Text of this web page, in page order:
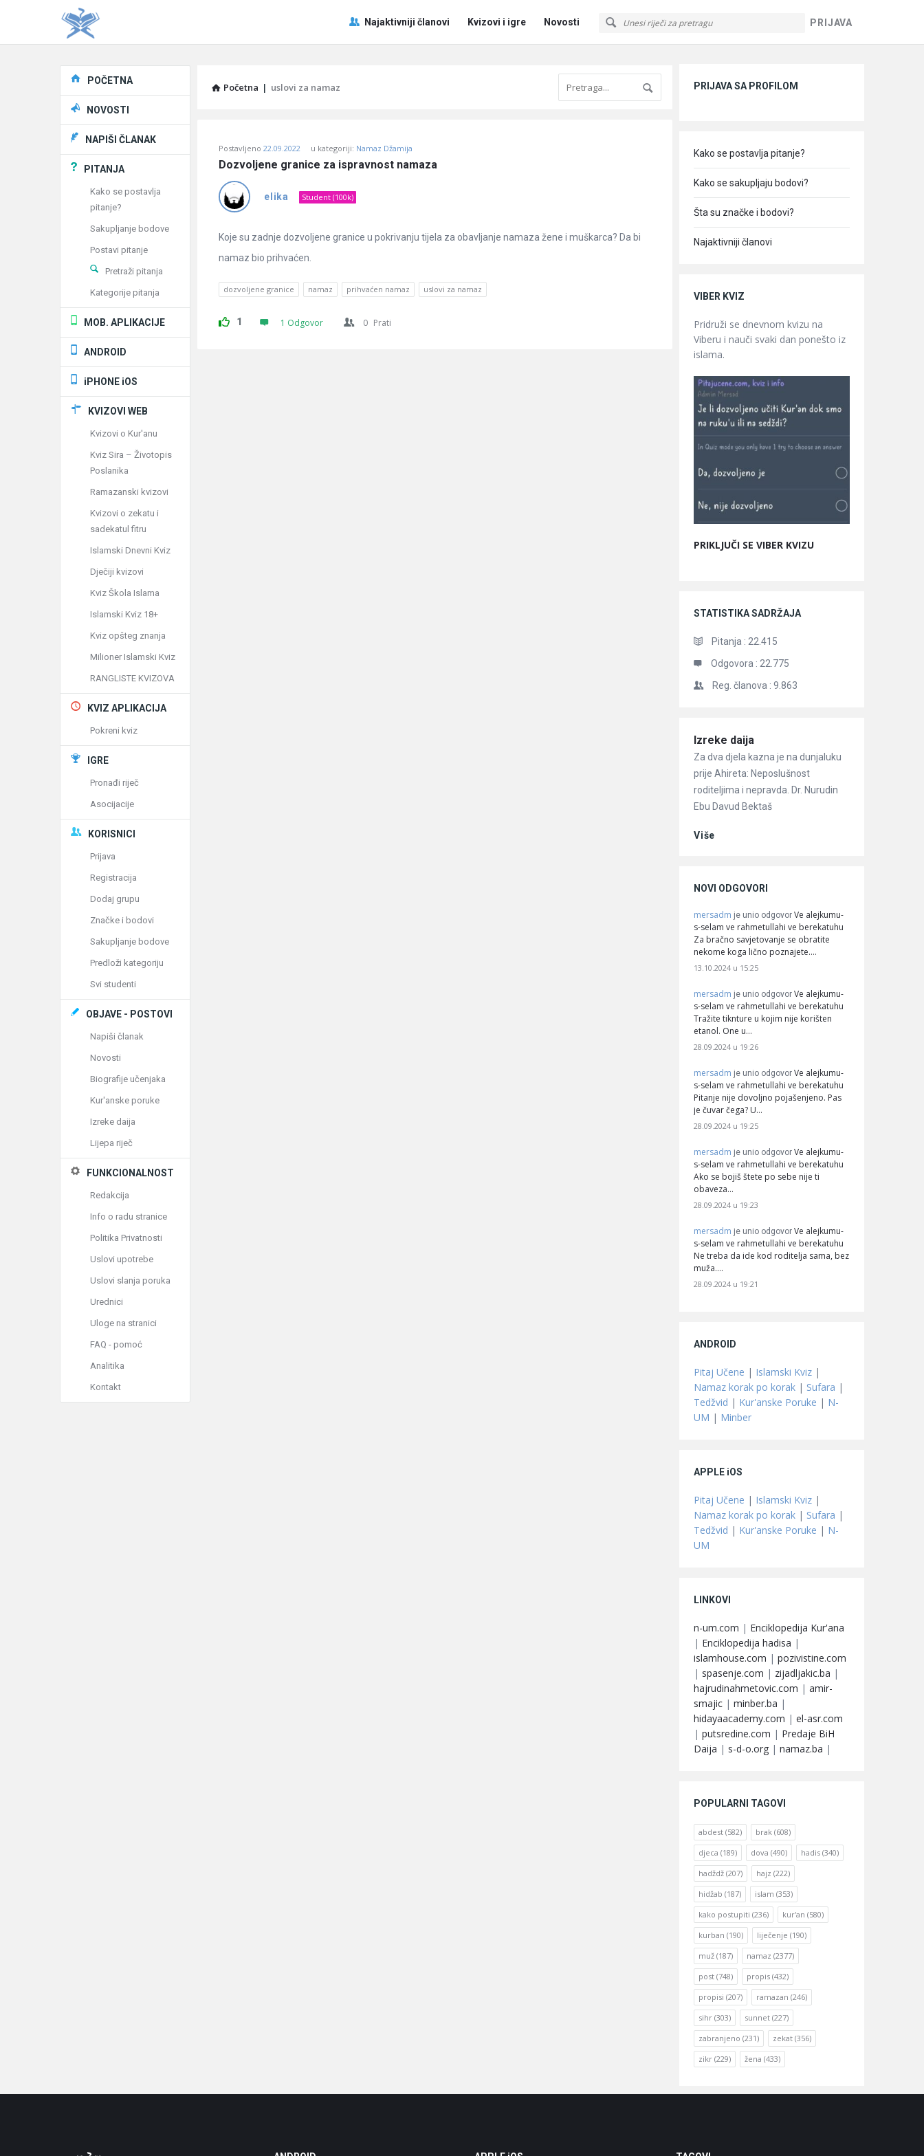
PRIJAVA
Pitaj
Učene
Najaktivniji članovi Kvizovi i igre Novosti
Početna | uslovi za namaz
Učene
Latest
Pitanja
Postavljeno 22.09.2022 u kategoriji: Namaz Džamija
Dozvoljene granice za ispravnost namaza
elika Student (100k)
Koje su zadnje dozvoljene granice u pokrivanju tijela za obavljanje namaza žene i muškarca? Da bi
namaz bio prihvaćen.
dozvoljene granice namaz prihvaćen namaz uslovi za namaz
1 1 Odgovor 0 Prati
PRIJAVA SA PROFILOM
Kako se postavlja pitanje?
Kako se sakupljaju bodovi?
Šta su značke i bodovi?
Najaktivniji članovi
VIBER KVIZ
Pridruži se dnevnom kvizu na
Viberu i nauči svaki dan ponešto iz
islama.
PRIKLJUČI SE VIBER KVIZU
STATISTIKA SADRŽAJA
Pitanja : 22.415
Odgovora : 22.775
Reg. članova : 9.863
Članci
Izreke daija
Za dva djela kazna je na dunjaluku
prije Ahireta: Neposlušnost
roditeljima i nepravda. Dr. Nurudin
Ebu Davud Bektaš
Više
NOVI ODGOVORI
mersadm je unio odgovor Ve alejkumu-
s-selam ve rahmetullahi ve berekatuhu
Za bračno savjetovanje se obratite
nekome koga lično poznajete.…
13.10.2024 u 15:25
mersadm je unio odgovor Ve alejkumu-
s-selam ve rahmetullahi ve berekatuhu
Tražite tiknture u kojim nije korišten
etanol. One u…
28.09.2024 u 19:26
mersadm je unio odgovor Ve alejkumu-
s-selam ve rahmetullahi ve berekatuhu
Pitanje nije dovoljno pojašenjeno. Pas
je čuvar čega? U…
28.09.2024 u 19:25
mersadm je unio odgovor Ve alejkumu-
s-selam ve rahmetullahi ve berekatuhu
Ako se bojiš štete po sebe nije ti
obaveza…
28.09.2024 u 19:23
mersadm je unio odgovor Ve alejkumu-
s-selam ve rahmetullahi ve berekatuhu
Ne treba da ide kod roditelja sama, bez
muža.…
28.09.2024 u 19:21
ANDROID
Pitaj Učene | Islamski Kviz |
Namaz korak po korak | Sufara |
Tedžvid | Kur'anske Poruke | N-
UM | Minber
APPLE iOS
Pitaj Učene | Islamski Kviz |
Namaz korak po korak | Sufara |
Tedžvid | Kur'anske Poruke | N-
UM
LINKOVI
n-um.com | Enciklopedija Kur'ana
| Enciklopedija hadisa |
islamhouse.com | pozivistine.com
| spasenje.com | zijadljakic.ba |
hajrudinahmetovic.com | amir-
smajic | minber.ba |
hidayaacademy.com | el-asr.com
| putsredine.com | Predaje BiH
Daija | s-d-o.org | namaz.ba |
POPULARNI TAGOVI
abdest (582) brak (608)
djeca (189) dova (490) hadis (340)
hadždž (207) hajz (222)
hidžab (187) islam (353)
kako postupiti (236) kur'an (580)
kurban (190) liječenje (190)
muž (187) namaz (2377)
post (748) propis (432)
propisi (207) ramazan (246)
sihr (303) sunnet (227)
zabranjeno (231) zekat (356)
zikr (229) žena (433)
Explore
POČETNA
NOVOSTI
NAPIŠI ČLANAK
PITANJA
Kako se postavlja
pitanje?
Sakupljanje bodove
Postavi pitanje
Pretraži pitanja
Kategorije pitanja
MOB. APLIKACIJE
ANDROID
iPHONE iOS
KVIZOVI WEB
Kvizovi o Kur'anu
Kviz Sira – Životopis
Poslanika
Ramazanski kvizovi
Kvizovi o zekatu i
sadekatul fitru
Islamski Dnevni Kviz
Dječiji kvizovi
Kviz Škola Islama
Islamski Kviz 18+
Kviz opšteg znanja
Milioner Islamski Kviz
RANGLISTE KVIZOVA
KVIZ APLIKACIJA
Pokreni kviz
IGRE
Pronađi riječ
Asocijacije
KORISNICI
Prijava
Registracija
Dodaj grupu
Značke i bodovi
Sakupljanje bodove
Predloži kategoriju
Svi studenti
OBJAVE - POSTOVI
Napiši članak
Novosti
Biografije učenjaka
Kur'anske poruke
Izreke daija
Lijepa riječ
FUNKCIONALNOST
Redakcija
Info o radu stranice
Politika Privatnosti
Uslovi upotrebe
Uslovi slanja poruka
Urednici
Uloge na stranici
FAQ - pomoć
Analitika
Kontakt